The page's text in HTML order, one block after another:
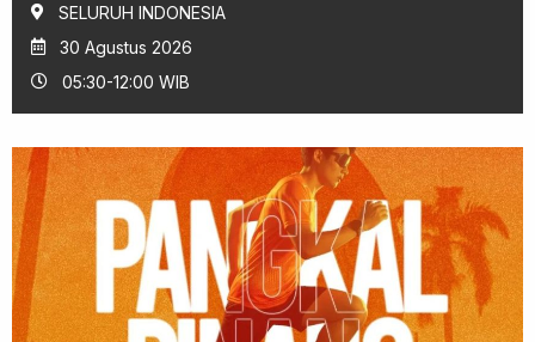
SELURUH INDONESIA
30 Agustus 2026
05:30-12:00 WIB